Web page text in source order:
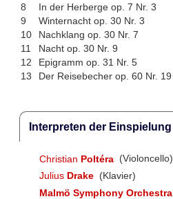
8
In der Herberge op. 7 Nr. 3
9
Winternacht op. 30 Nr. 3
10
Nachklang op. 30 Nr. 7
11
Nacht op. 30 Nr. 9
12
Epigramm op. 31 Nr. 5
13
Der Reisebecher op. 60 Nr. 19
Interpreten der Einspielung
Christian Poltéra (Violoncello)
Julius Drake (Klavier)
Malmö Symphony Orchestra